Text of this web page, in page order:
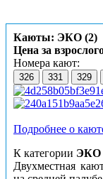
Каюты: ЭКО (2)
Цена за
Номера кают:
326 331 329
Подробнее о
К категории ЭКО
Двухместная